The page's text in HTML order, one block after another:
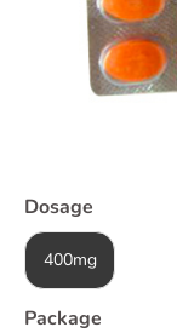
Dosage
400mg
Package